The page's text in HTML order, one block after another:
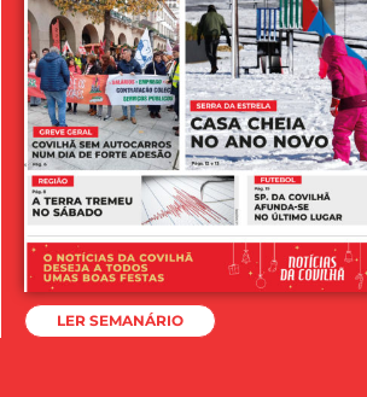
LER SEMANÁRIO